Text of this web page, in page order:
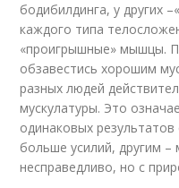
бодибилдинга, у других
каждого типа
«проигрышные» мышцы.
обзавестись хорошим
разных людей
мускулатуры. Это
одинаковых
больше усилий, другим
несправедливо, но с